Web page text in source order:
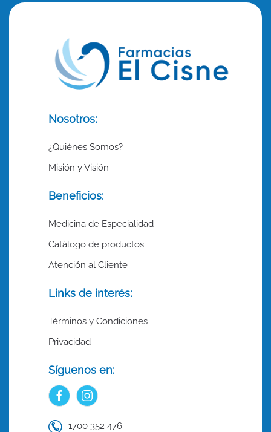
Nosotros:
¿Quiénes Somos?
Misión y Visión
Beneficios:
Medicina de Especialidad
Catálogo de productos
Atención al Cliente
Links de interés:
Términos y Condiciones
Privacidad
Síguenos en:
1700 352 476